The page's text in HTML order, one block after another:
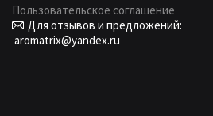
Пользовательское соглашение
Для отзывов и предложений:
aromatrix@yandex.ru